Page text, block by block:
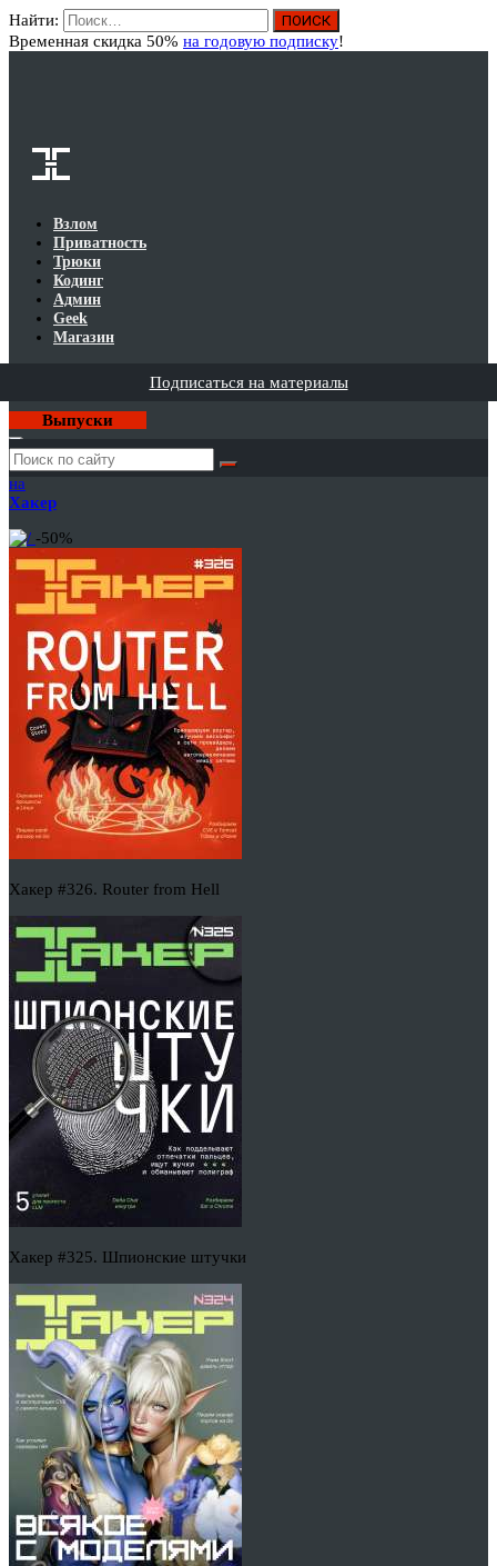
Найти:
Временная скидка 50% на годовую подписку!
Взлом
Приватность
Трюки
Кодинг
Админ
Geek
Магазин
Подписаться на материалы
Выпуски
Годовая
подписка
на
Хакер
-50%
Хакер #326. Router from Hell
Хакер #325. Шпионские штучки